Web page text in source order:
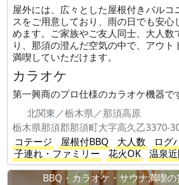
屋外には、広々とした屋根付きバルコ
スをご用意しており、雨の日でも安心
めます。ご家族やご友人同士、大人数
り、那須の澄んだ空気の中で、アウト
満喫していただけます。
カラオケ
第一興商のプロ仕様のカラオケ機器で
北関東／栃木県／那須高原
栃木県那須郡那須町大字高久乙3370-
コテージ
屋根付BBQ 大人数 ログ
子連れ・ファミリー
花火OK
温泉
BBQ・カラオケ・サウナ満喫